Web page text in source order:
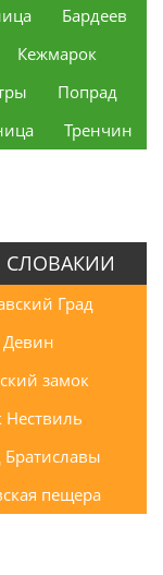
Бардеев
Кежмарок
Попрад
Тренчин
СЛОВАКИИ
Град
замок
Нествиль
Братиславы
пещера